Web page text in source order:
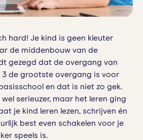
hard! Je kind is geen kleuter
de middenbouw van de
gezegd dat de overgang van
de grootste overgang is voor
en dat is niet zo gek.
serieuzer, maar het leren ging
je kind leren lezen, schrijven én
best even schakelen voor je
speels is.